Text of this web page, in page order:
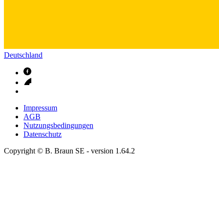
Deutschland
Impressum
AGB
Nutzungsbedingungen
Datenschutz
Copyright © B. Braun SE - version 1.64.2